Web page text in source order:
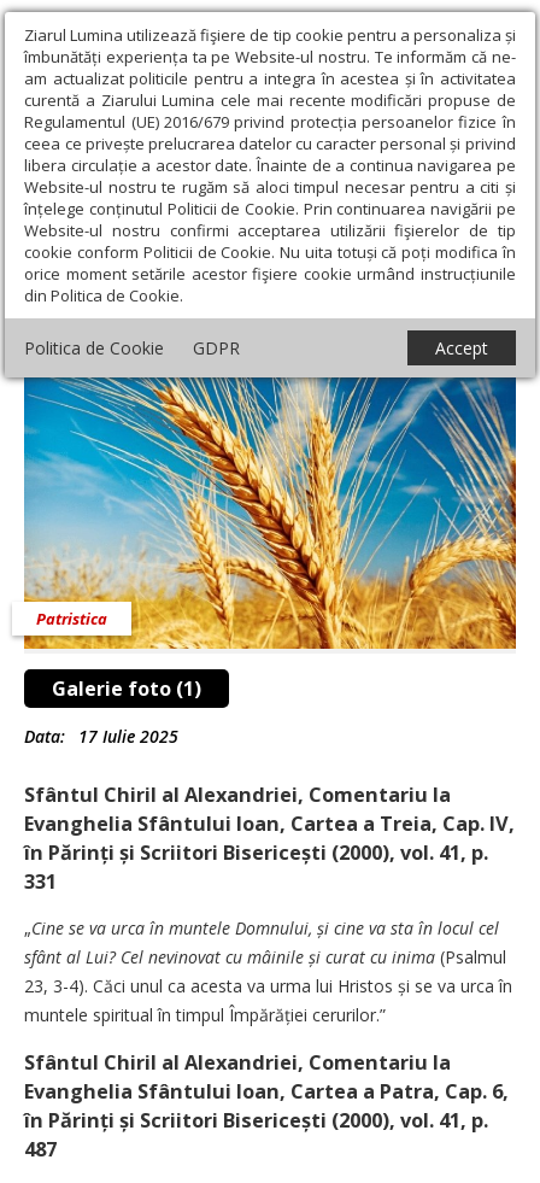
Ziarul Lumina utilizează fişiere de tip cookie pentru a personaliza și
îmbunătăți experiența ta pe Website-ul nostru. Te informăm că ne-
am actualizat politicile pentru a integra în acestea și în activitatea
curentă a Ziarului Lumina cele mai recente modificări propuse de
Regulamentul (UE) 2016/679 privind protecția persoanelor fizice în
ceea ce privește prelucrarea datelor cu caracter personal și privind
libera circulație a acestor date. Înainte de a continua navigarea pe
Website-ul nostru te rugăm să aloci timpul necesar pentru a citi și
înțelege conținutul Politicii de Cookie. Prin continuarea navigării pe
Website-ul nostru confirmi acceptarea utilizării fişierelor de tip
cookie conform Politicii de Cookie. Nu uita totuși că poți modifica în
orice moment setările acestor fişiere cookie urmând instrucțiunile
din Politica de Cookie.
Politica de Cookie GDPR Accept
Ziarul Lumina › Teologie și spiritualitate › Patristica › Pregătirea
pentru „Marele seceriș”
Pregătirea pentru „Marele seceriș”
Galerie foto (1)
Patristica
Data: 17 Iulie 2025
Sfântul Chiril al Alexandriei, Comentariu la
Evanghelia Sfântului Ioan, Cartea a Treia, Cap. IV,
în Părinți și Scriitori Bisericești (2000), vol. 41, p.
331
„Cine se va urca în muntele Domnului, și cine va sta în locul cel
sfânt al Lui? Cel nevinovat cu mâinile și curat cu inima (Psalmul
23, 3-4). Căci unul ca acesta va urma lui Hristos și se va urca în
muntele spiritual în timpul Împărăției cerurilor.”
Sfântul Chiril al Alexandriei, Comentariu la
Evanghelia Sfântului Ioan, Cartea a Patra, Cap. 6,
în Părinți și Scriitori Bisericești (2000), vol. 41, p.
487